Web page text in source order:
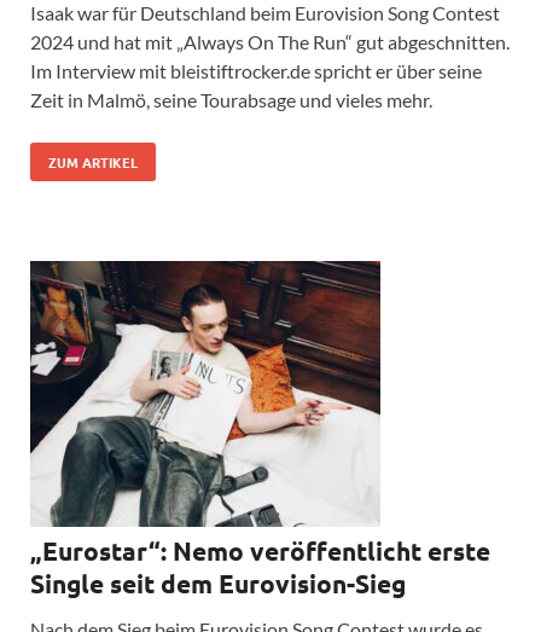
Isaak war für Deutschland beim Eurovision Song Contest
2024 und hat mit „Always On The Run“ gut abgeschnitten.
Im Interview mit bleistiftrocker.de spricht er über seine
Zeit in Malmö, seine Tourabsage und vieles mehr.
ZUM ARTIKEL
„Eurostar“: Nemo veröffentlicht erste
Single seit dem Eurovision-Sieg